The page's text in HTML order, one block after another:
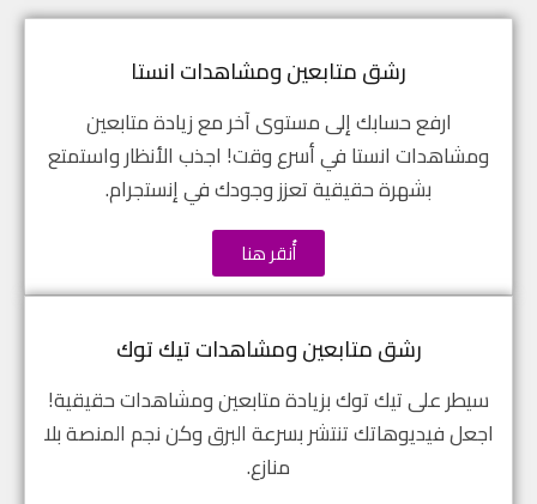
رشق متابعين ومشاهدات انستا
ارفع حسابك إلى مستوى آخر مع زيادة متابعين
ومشاهدات انستا في أسرع وقت! اجذب الأنظار واستمتع
بشهرة حقيقية تعزز وجودك في إنستجرام.
أُنقر هنا
رشق متابعين ومشاهدات تيك توك
سيطر على تيك توك بزيادة متابعين ومشاهدات حقيقية!
اجعل فيديوهاتك تنتشر بسرعة البرق وكن نجم المنصة بلا
منازع.